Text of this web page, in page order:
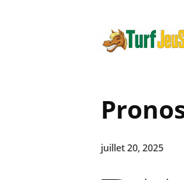
juillet 20, 2025